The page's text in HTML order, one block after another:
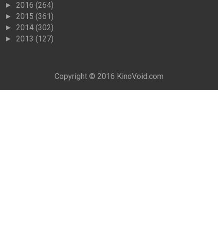
► 2016 (264)
► 2015 (361)
► 2014 (302)
► 2013 (127)
Copyright © 2016 KinoVoid.com